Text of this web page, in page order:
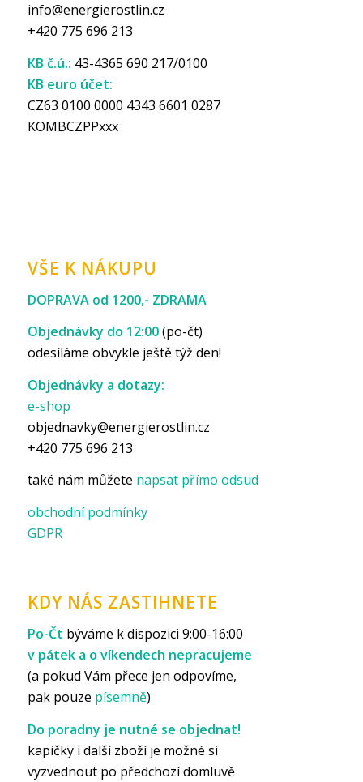
info@energierostlin.cz
+420 775 696 213
KB č.ú.: 43-4365 690 217/0100
KB euro účet:
CZ63 0100 0000 4343 6601 0287
KOMBCZPPxxx
VŠE K NÁKUPU
DOPRAVA od 1200,- ZDRAMA
Objednávky do 12:00(po-čt)
odesíláme obvykle ještě týž den!
Objednávky a dotazy:
e-shop
objednavky@energierostlin.cz
+420 775 696 213
také nám můžete napsat přímo odsud
obchodní podmínky
GDPR
KDY NÁS ZASTIHNETE
Po-Čt býváme k dispozici 9:00-16:00
v pátek a o víkendech nepracujeme
(a pokud Vám přece jen odpovíme,
pak pouze písemně)
Do poradny je nutné se objednat!
kapičky i další zboží je možné si
vyzvednout po předchozí domluvě